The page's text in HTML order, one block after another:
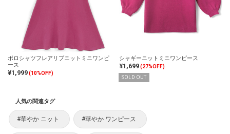
ポロシャツフレアリブニットミニワンピ
ース
¥1,999(10%OFF)
シャギーニットミニワンピース
¥1,699(27%OFF)
SOLD OUT
人気の関連タグ
#華やか ニット #華やか ワンピース